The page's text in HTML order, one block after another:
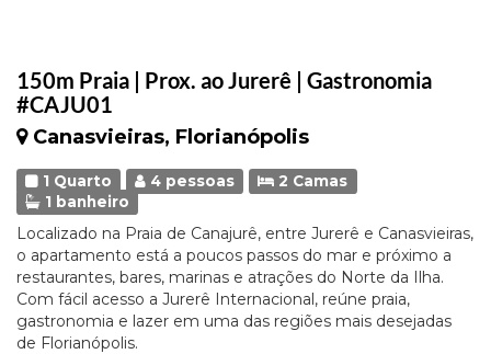
150m Praia | Prox. ao Jurerê | Gastronomia
#CAJU01
Canasvieiras, Florianópolis
1 Quarto 4 pessoas
2 Camas
1 banheiro
Localizado na Praia de Canajurê, entre Jurerê e Canasvieiras,
o apartamento está a poucos passos do mar e próximo a
restaurantes, bares, marinas e atrações do Norte da Ilha.
Com fácil acesso a Jurerê Internacional, reúne praia,
gastronomia e lazer em uma das regiões mais desejadas
de Florianópolis.